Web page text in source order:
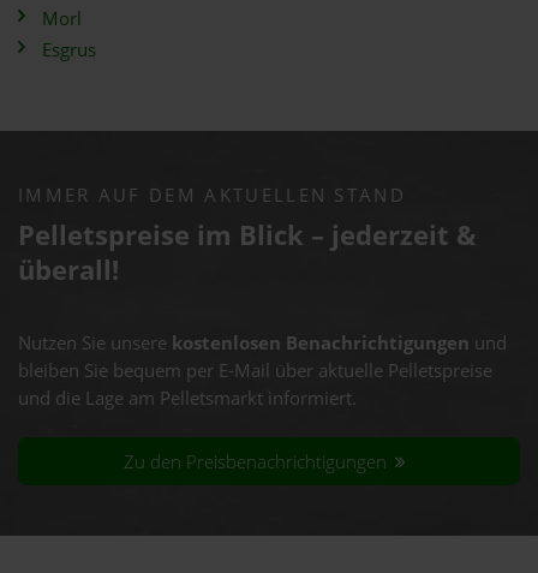
Morl
Esgrus
IMMER AUF DEM AKTUELLEN STAND
Pelletspreise im Blick – jederzeit &
überall!
Nutzen Sie unsere kostenlosen Benachrichtigungen und
bleiben Sie bequem per E-Mail über aktuelle Pelletspreise
und die Lage am Pelletsmarkt informiert.
Zu den Preisbenachrichtigungen